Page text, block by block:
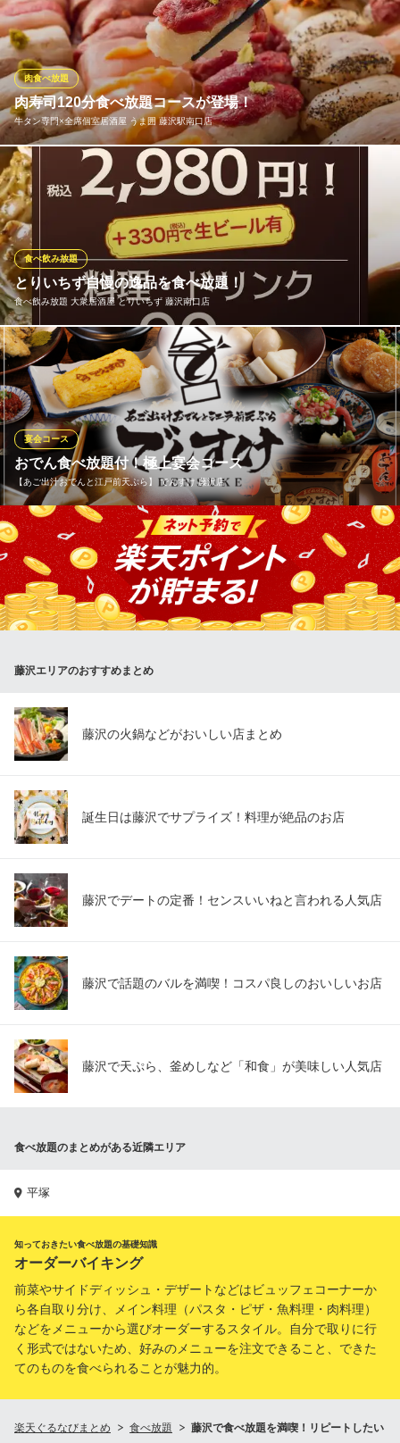
神奈川県藤沢市藤沢556 サンパール2 B1
(税込) ※その他、食べ放題･飲み放題コース多数あります。
お好み焼き・食べ放題 若竹 藤沢駅前店
お好み焼・鉄板焼＆焼酎
ＪＲ東海道本線藤沢駅南口 徒歩1分
神奈川県藤沢市南藤沢2-1-2 藤沢プライム4F
肉寿司120分食べ放題コースが登場！
牛タン専門×全席個室居酒屋 うま囲 藤沢駅南口店
肉食べ放題
お肉が好きな方にオススメな肉寿司が、リーズナブルな価格でな
んと120分食べ放題です！◆1.肉寿司10品120分通常食べ放題コー
ス 3,000円(税込)◆2.肉寿司20品120分プレミアム食べ放題コース
4,000円(税込)！この機会にぜひご利用ください！※店舗によって
は未実施の場合がございますので、お電話で問い合わせくださ
い。
牛タン専門×全席個室居酒屋 うま囲 藤沢駅南口店
全席個室で牛タン&馬肉
ＪＲ藤沢駅 徒歩2分
神奈川県藤沢市南藤沢3-4 SKK南藤沢ビル7F
とりいちず自慢の逸品を食べ放題！
食べ飲み放題 大衆居酒屋 とりいちず 藤沢南口店
食べ飲み放題
とりいちずでは食べ飲み放題コースを4種ご用意！お好みのメイン
やご予算に合わせてお選びいただけます！秘伝のでか唐揚げや秘
伝かわ串も食べ放題で大満足いただけること間違いなし！各コー
スプラス330円(税込)で生ビール付に変更可◎まさに「鶏づくし」
な食べ飲み放題コースをお楽しみください♪
食べ飲み放題 大衆居酒屋 とりいちず 藤沢南口店
激安絶品鶏料理の居酒屋
ＪＲ藤沢駅 徒歩2分
神奈川県藤沢市南藤沢21-8 大安興業ビルB1
おでん食べ放題付！極上宴会コース
【あご出汁おでんと江戸前天ぷら】 でんすけ 藤沢店
宴会コース
藤沢駅2分！宴会なら当店へ。名物「あご出汁おでん」の食べ放題
が付いたコースが4,000円〜とコスパ抜群。職人が揚げる江戸前天
ぷらや、炊き立ての贅沢釜飯など、旬の味覚を凝縮した全6〜8品
をご用意しております。生ビール含む単品飲み放題との組み合わ
せも自由自在。記念日にはアニバーサリープレートで演出も！
個室居酒屋
神奈川県藤沢市南藤沢23-3 FKビル3F-a
藤沢エリアのおすすめまとめ
藤沢の火鍋などがおいしい店まとめ
誕生日は藤沢でサプライズ！料理が絶品のお店
藤沢でデートの定番！センスいいねと言われる人気店
藤沢で話題のバルを満喫！コスパ良しのおいしいお店
藤沢で天ぷら、釜めしなど「和食」が美味しい人気店
食べ放題のまとめがある近隣エリア
平塚
知っておきたい食べ放題の基礎知識
オーダーバイキング
前菜やサイドディッシュ・デザートなどはビュッフェコーナーか
ら各自取り分け、メイン料理（パスタ・ピザ・魚料理・肉料理）
などをメニューから選びオーダーするスタイル。自分で取りに行
く形式ではないため、好みのメニューを注文できること、できた
てのものを食べられることが魅力的。
楽天ぐるなびまとめ 食べ放題 藤沢で食べ放題を満喫！リピートしたい